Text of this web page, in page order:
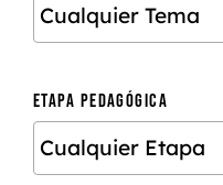
ETAPA PEDAGÓGICA